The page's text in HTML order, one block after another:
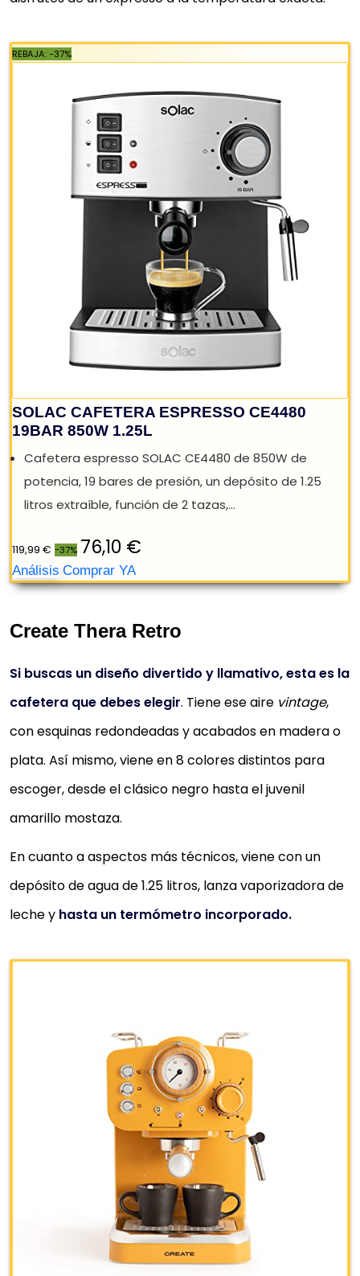
Portafiltro metálico para poder preparar 1...
espumar leche o calentar agua para infusiones
luminosos LED para cada función, y un sistema de
ahorro energético con apagado automático
ACABADOS Y ACCESORIOS. Bandeja calienta tazas
la parte superior para calentar tus tazas antes del
uso y disfrutar de un café caliente...
89,99 €
Comprar YA
REBAJA: -37%
SOLAC CAFETERA ESPRESSO CE4480
19BAR 850W 1.25L
Cafetera espresso SOLAC CE4480 de 850W de
potencia, 19 bares de presión, un depósito de 1.25
litros extraíble, función de 2 tazas,...
76,10 €
Comprar YA
Create Thera Retro
Si buscas un diseño divertido y llamativo, esta es la
cafetera que debes elegir. Tiene ese aire vintage,
con esquinas redondeadas y acabados en madera o
plata. Así mismo, viene en 8 colores distintos para
escoger, desde el clásico negro hasta el juvenil
amarillo mostaza.
En cuanto a aspectos más técnicos, viene con un
depósito de agua de 1.25 litros, lanza vaporizadora de
leche y hasta un termómetro incorporado.